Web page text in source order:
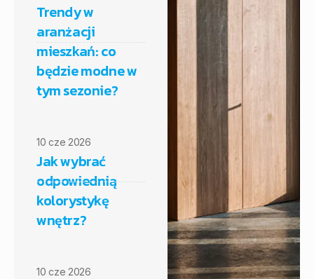
Trendy w
aranżacji
mieszkań: co
będzie modne w
tym sezonie?
10 cze 2026
Jak wybrać
odpowiednią
kolorystykę
wnętrz?
10 cze 2026